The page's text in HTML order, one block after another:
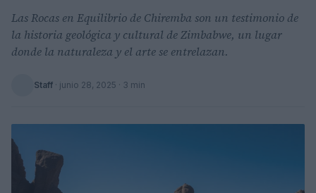
Las Rocas en Equilibrio de Chiremba son un testimonio de
la historia geológica y cultural de Zimbabwe, un lugar
donde la naturaleza y el arte se entrelazan.
Staff · junio 28, 2025 · 3 min